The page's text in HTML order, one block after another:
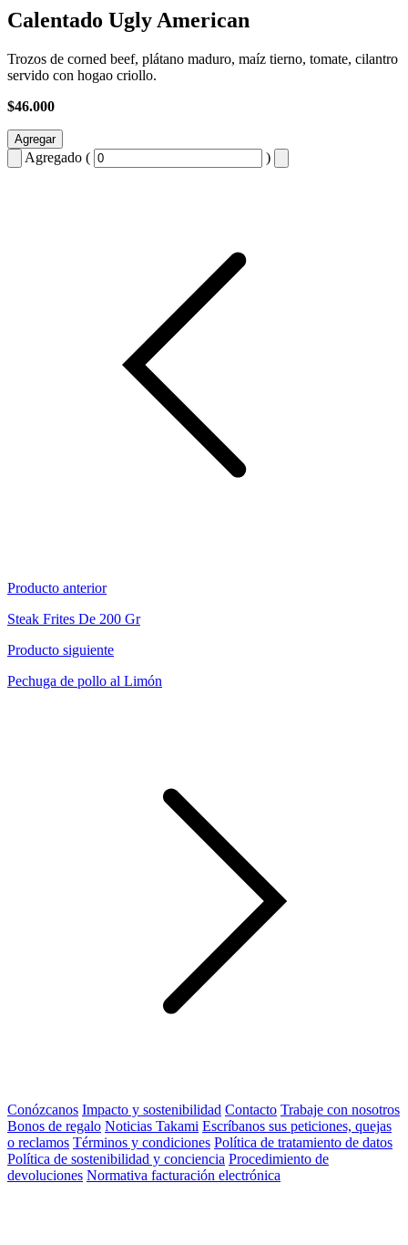
Calentado Ugly American
Trozos de corned beef, plátano maduro, maíz tierno, tomate, cilantro
servido con hogao criollo.
$46.000
Agregar
Agregado ( )
Producto anterior
Steak Frites De 200 Gr
Producto siguiente
Pechuga de pollo al Limón
Conózcanos Impacto y sostenibilidad Contacto Trabaje con nosotros
Bonos de regalo Noticias Takami Escríbanos sus peticiones, quejas
o reclamos Términos y condiciones Política de tratamiento de datos
Política de sostenibilidad y conciencia Procedimiento de
devoluciones Normativa facturación electrónica